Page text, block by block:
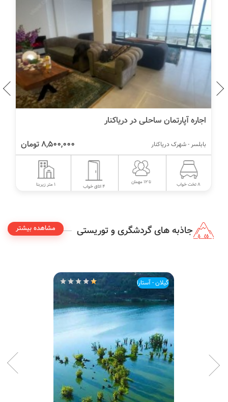
ویلا دریاکنار شمال در بابلسر
5,500,000 تومان بابلسر - شهرک دریاکنار
4 تخت خواب تا 8 مهمان
2 اتاق خواب 110 متر زیربنا
جاذبه های گردشگری و توریستی مشاهده بیشتر
گیلان - آستارا